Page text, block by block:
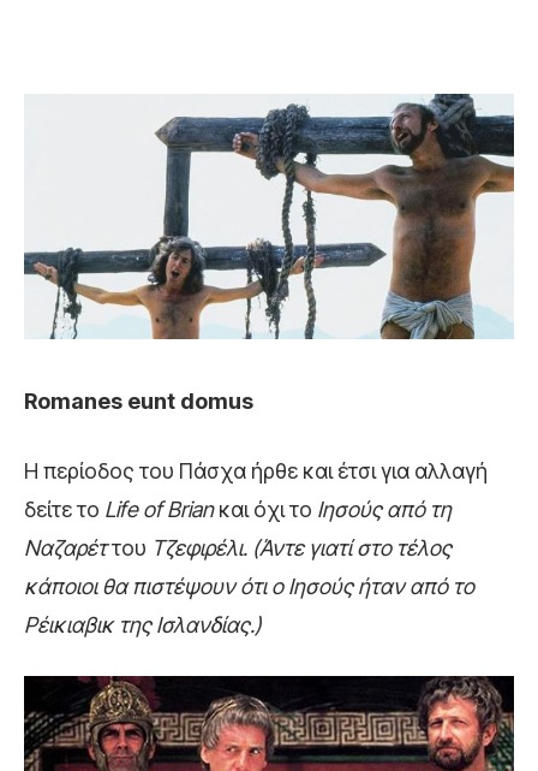
Romanes eunt domus
Η περίοδος του Πάσχα ήρθε και έτσι για αλλαγή
δείτε το Life of Brianκαι όχι το Ιησούς από τη
Ναζαρέττου Τζεφιρέλι. (Άντε γιατί στο τέλος
κάποιοι θα πιστέψουν ότι ο Ιησούς ήταν από το
Ρέικιαβικ της Ισλανδίας.)